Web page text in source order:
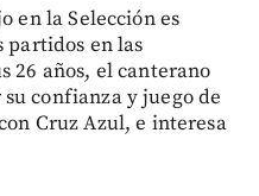
en la Selección es
partidos en las
26 años, el canterano
confianza y juego de
Cruz Azul, e interesa